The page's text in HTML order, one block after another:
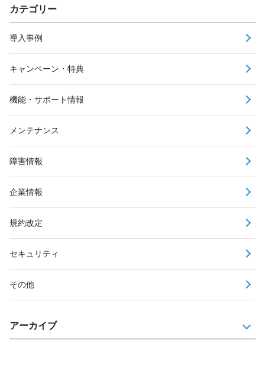
カテゴリー
導入事例
キャンペーン・特典
機能・サポート情報
メンテナンス
障害情報
企業情報
規約改定
セキュリティ
その他
アーカイブ